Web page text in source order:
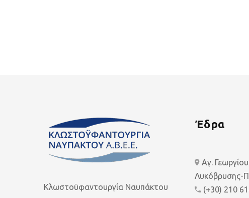
Κλωστοϋφαντουργία Ναυπάκτου
Έδρα
Αγ.
Λυκόβρυσης-
(+30) 210